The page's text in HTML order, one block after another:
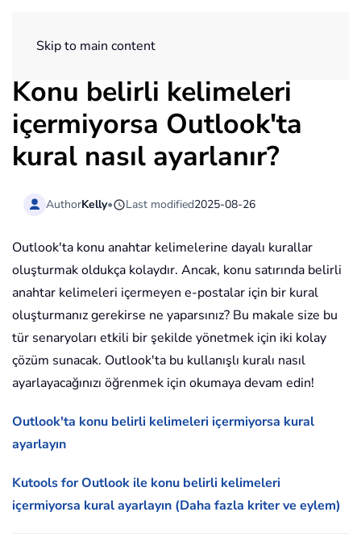
Skip to main content
Konu belirli kelimeleri
içermiyorsa Outlook'ta
kural nasıl ayarlanır?
AuthorKelly• Last modified2025-08-26
Outlook'ta konu anahtar kelimelerine dayalı kurallar
oluşturmak oldukça kolaydır. Ancak, konu satırında belirli
anahtar kelimeleri içermeyen e-postalar için bir kural
oluşturmanız gerekirse ne yaparsınız? Bu makale size bu
tür senaryoları etkili bir şekilde yönetmek için iki kolay
çözüm sunacak. Outlook'ta bu kullanışlı kuralı nasıl
ayarlayacağınızı öğrenmek için okumaya devam edin!
Outlook'ta konu belirli kelimeleri içermiyorsa kural
ayarlayın
Kutools for Outlook ile konu belirli kelimeleri
içermiyorsa kural ayarlayın (Daha fazla kriter ve eylem)